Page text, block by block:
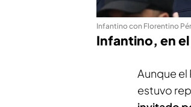
Infantino con Florentino
Infantino, en
Aunque el
estuvo